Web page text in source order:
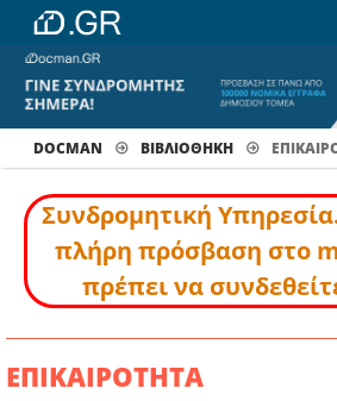
DOCMAN ΒΙΒΛΙΟΘΗΚΗ
Συνδρομητική
πλήρη πρόσβαση στο
πρέπει να
ΕΠΙΚΑΙΡΟΤΗΤΑ